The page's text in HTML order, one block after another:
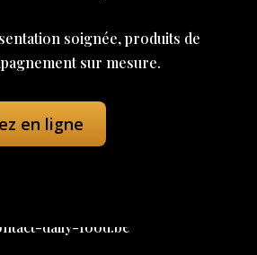
soignée, produits de
sur mesure.
en ligne